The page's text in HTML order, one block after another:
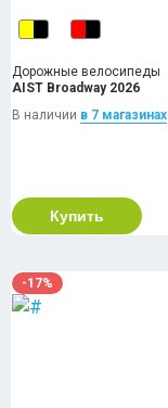
Дорожные велосипеды
AIST Broadway 2026
В наличии в 7 магазинах
Купить
-17%